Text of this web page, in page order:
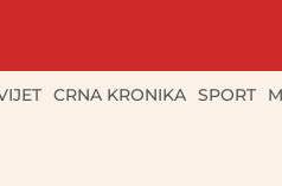
CRNA KRONIKA SPORT